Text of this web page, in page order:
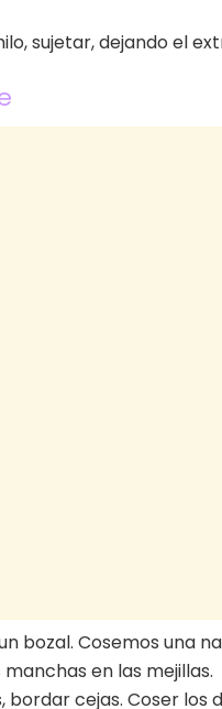
sujetar, dejando el
bozal. Cosemos una
en las mejillas.
bordar cejas. Coser los